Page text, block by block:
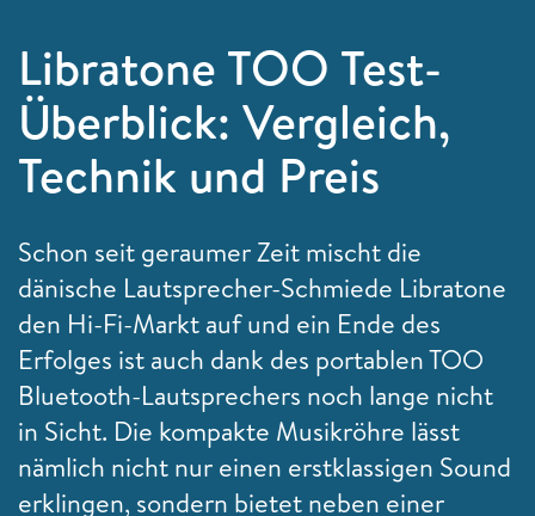
Libratone TOO Test-
Überblick: Vergleich,
Technik und Preis
Schon seit geraumer Zeit mischt die
dänische Lautsprecher-Schmiede Libratone
den Hi-Fi-Markt auf und ein Ende des
Erfolges ist auch dank des portablen TOO
Bluetooth-Lautsprechers noch lange nicht
in Sicht. Die kompakte Musikröhre lässt
nämlich nicht nur einen erstklassigen Sound
erklingen, sondern bietet neben einer